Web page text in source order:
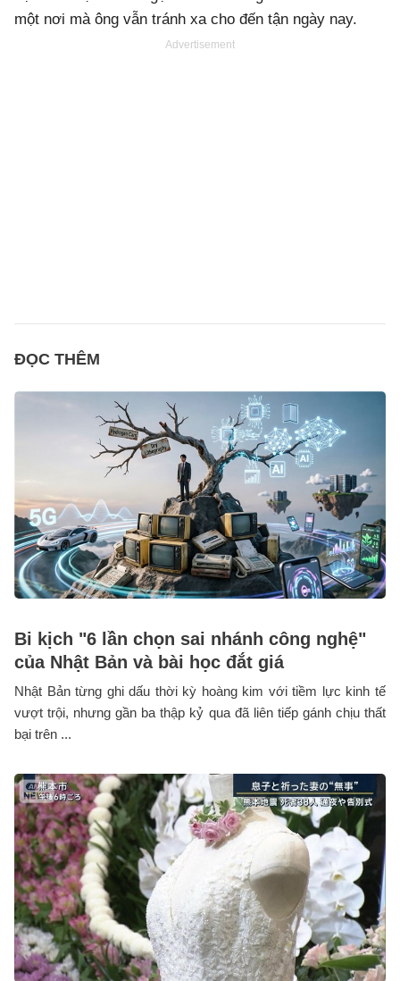
một nơi mà ông vẫn tránh xa cho đến tận ngày nay.
Advertisement
ĐỌC THÊM
Bi kịch "6 lần chọn sai nhánh công nghệ"
của Nhật Bản và bài học đắt giá
Nhật Bản từng ghi dấu thời kỳ hoàng kim với tiềm lực kinh tế
vượt trội, nhưng gần ba thập kỷ qua đã liên tiếp gánh chịu thất
bại trên ...